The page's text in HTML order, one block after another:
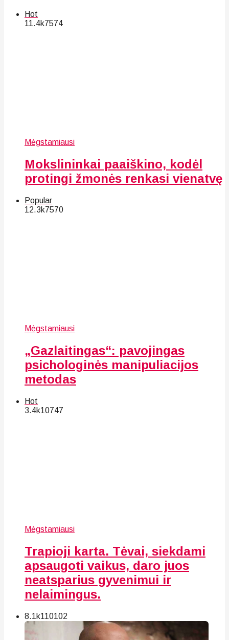
Hot
11.4k7574
Mėgstamiausi
Mokslininkai paaiškino, kodėl
protingi žmonės renkasi vienatvę
Popular
12.3k7570
Mėgstamiausi
„Gazlaitingas“: pavojingas
psichologinės manipuliacijos
metodas
Hot
3.4k10747
Mėgstamiausi
Trapioji karta. Tėvai, siekdami
apsaugoti vaikus, daro juos
neatsparius gyvenimui ir
nelaimingus.
8.1k110102